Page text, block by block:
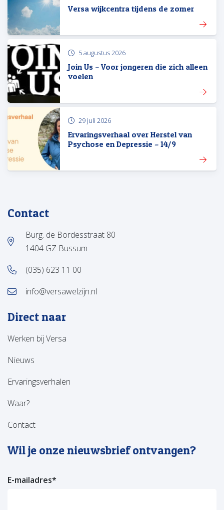
Versa wijkcentra tijdens de zomer
Join Us – Voor jongeren die zich alleen
voelen
5 augustus 2026
Ervaringsverhaal over Herstel van
Psychose en Depressie – 14/9
29 juli 2026
Contact
Burg. de Bordesstraat 80
1404 GZ Bussum
(035) 623 11 00
info@versawelzijn.nl
Direct naar
Werken bij Versa
Nieuws
Ervaringsverhalen
Waar?
Contact
Wil je onze nieuwsbrief ontvangen?
E-mailadres*